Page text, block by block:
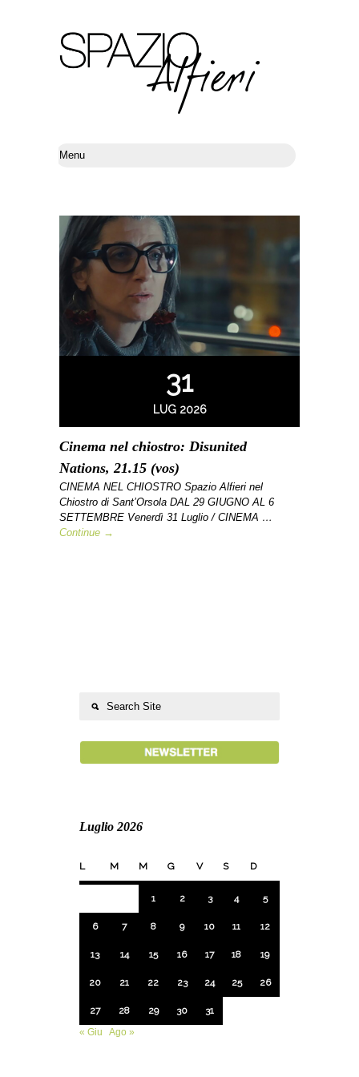
31
LUG 2026
Cinema nel chiostro: Disunited
Nations, 21.15 (vos)
CINEMA NEL CHIOSTRO Spazio Alfieri nel
Chiostro di Sant’Orsola DAL 29 GIUGNO AL 6
SETTEMBRE Venerdì 31 Luglio / CINEMA …
Continue →
Luglio 2026
L M M G V S D
1 2 3 4 5
6 7 8 9 10 11 12
13 14 15 16 17 18 19
20 21 22 23 24 25 26
27 28 29 30
31
« Giu
Ago »